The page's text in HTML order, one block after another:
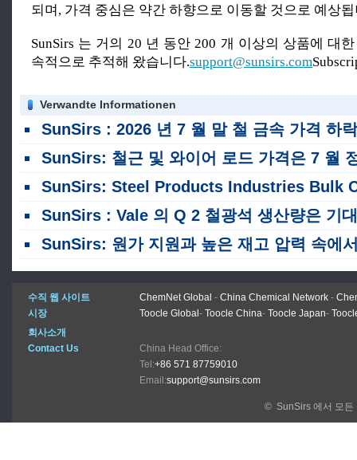
되며, 가격 중심은 약간 하향으로 이동할 것으로 예상
SunSirs 는 거의 20 년 동안 200 개 이상의 상품에 대
속적으로 추적해 왔습니다.support@sunsirs.com
Verwandte Informationen
SunSirs : 2026 년 7 월 말 철 금속 가격 하락
SunSirs: 철근 및 와이어 로드 가격은 7 월 정책 조치와 생산 감축의 결합 된 영향을 기다리며 낮은 수준으로 통합되었습
SunSirs: Steel Products Industries Bulk Commodity Intelligence (2026 년 7 월 23
SunSirs : Vale 의 Q 2 철광석 생산량은 기대치를 뛰어 넘습니다.
SunSirs: 원가 지원과 높은 재고 압력 속에서 철근 및 와이어 로드 가격이 바닥을 형성하면서 변동했습
수직 웹 사이트 ChemNet Global - China Chemical Network -
시장
Toocle Global - Toocle China- Toocle Japan-
회사소개
Contact Us
China Head Office:
Tel:+86 571 87759010
Email:support@sunsirs.com
© SunSirs 에서 모